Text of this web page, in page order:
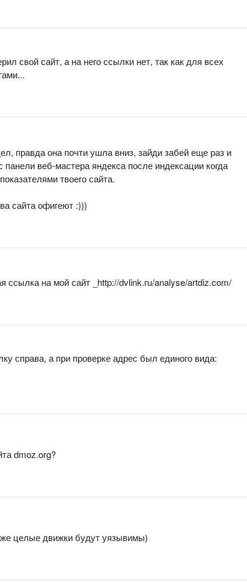
свой сайт, а на него ссылки нет, так как для всех
правда она почти ушла вниз, зайди забей еще раз и
веб-мастера яндекса после индексации когда
твоего сайта.
сайта офигеют :)))
ссылка на мой сайт _http://dvlink.ru/analyse/artdiz.com/
справа, а при проверке адрес был единого вида:
dmoz.org?
целые движки будут уязывимы)